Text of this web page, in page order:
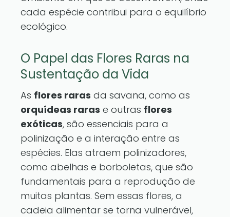
cada espécie contribui para o equilíbrio
ecológico.
O Papel das Flores Raras na
Sustentação da Vida
As flores raras da savana, como as
orquídeas raras e outras flores
exóticas, são essenciais para a
polinização e a interação entre as
espécies. Elas atraem polinizadores,
como abelhas e borboletas, que são
fundamentais para a reprodução de
muitas plantas. Sem essas flores, a
cadeia alimentar se torna vulnerável,